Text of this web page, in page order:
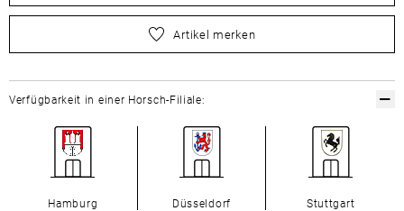
wählen Sie zuerst Ihre Größe aus
Artikel merken
Verfügbarkeit in einer Horsch-Filiale:
Hamburg Düsseldorf Stuttgart